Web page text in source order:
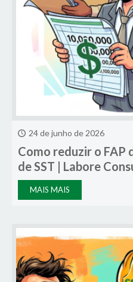
24 de junho de 2026
Como reduzir o FAP
de SST | Labore
MAIS MAIS